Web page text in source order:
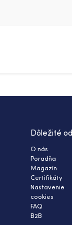
Dôležité
O nás
Poradňa
Magazín
Certifikáty
Nastavenie
cookies
FAQ
B2B